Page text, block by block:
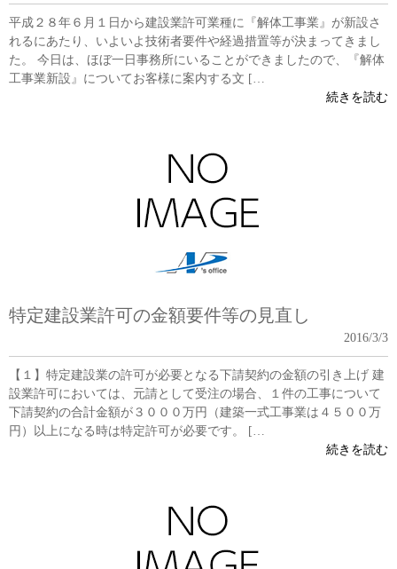
平成２８年６月１日から建設業許可業種に『解体工事業』が新設さ
れるにあたり、いよいよ技術者要件や経過措置等が決まってきまし
た。 今日は、ほぼ一日事務所にいることができましたので、『解体
工事業新設』についてお客様に案内する文 […
続きを読む
特定建設業許可の金額要件等の見直し
2016/3/3
【１】特定建設業の許可が必要となる下請契約の金額の引き上げ 建
設業許可においては、元請として受注の場合、１件の工事について
下請契約の合計金額が３０００万円（建築一式工事業は４５００万
円）以上になる時は特定許可が必要です。 […
続きを読む